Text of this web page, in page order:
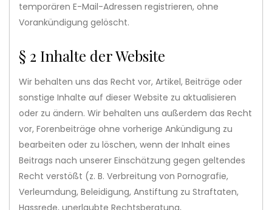
temporären E-Mail-Adressen registrieren, ohne
Vorankündigung gelöscht.
§ 2 Inhalte der Website
Wir behalten uns das Recht vor, Artikel, Beiträge oder
sonstige Inhalte auf dieser Website zu aktualisieren
oder zu ändern. Wir behalten uns außerdem das Recht
vor, Forenbeiträge ohne vorherige Ankündigung zu
bearbeiten oder zu löschen, wenn der Inhalt eines
Beitrags nach unserer Einschätzung gegen geltendes
Recht verstößt (z. B. Verbreitung von Pornografie,
Verleumdung, Beleidigung, Anstiftung zu Straftaten,
Hassrede, unerlaubte Rechtsberatung,